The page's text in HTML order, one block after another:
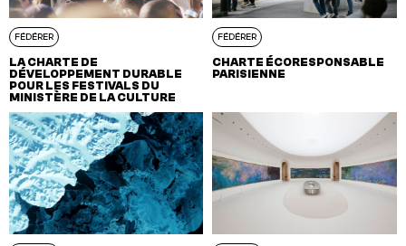
FÉDÉRER
LA CHARTE DE
DÉVELOPPEMENT DURABLE
POUR LES FESTIVALS DU
MINISTÈRE DE LA CULTURE
FÉDÉRER
CHARTE ÉCORESPONSABLE
PARISIENNE